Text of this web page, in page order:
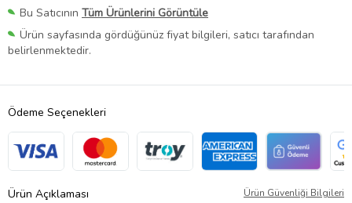
Bu Satıcının Tüm Ürünlerini Görüntüle
Ürün sayfasında gördüğünüz fiyat bilgileri, satıcı tarafından
belirlenmektedir.
Ödeme Seçenekleri
Ürün Açıklaması Ürün Güvenliği Bilgileri